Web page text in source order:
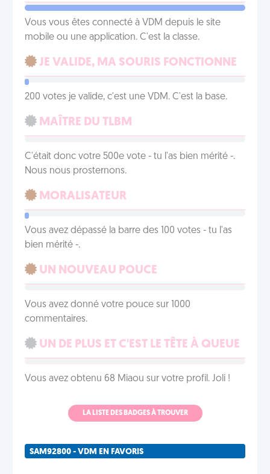
Vous vous êtes connecté à VDM depuis le site
mobile ou une application. C'est la classe.
JE VALIDE, MA SOURIS FONCTIONNE
200 votes je valide, c'est une VDM. C'est la base.
MAÎTRE DU TLBM
C'était donc votre 500e vote - tu l'as bien mérité -.
Nous nous prosternons.
MORALISATEUR
Vous avez dépassé la barre des 100 votes - tu l'as
bien mérité -.
UN NOUVEAU POUCE
Vous avez donné votre pouce sur 1000
commentaires.
UN DE PLUS ET C'EST LE TÊTE À QUEUE
Vous avez obtenu 68 Miaou sur votre profil. Joli !
LA LISTE DES BADGES À TROUVER
SAM92800 - VDM EN FAVORIS